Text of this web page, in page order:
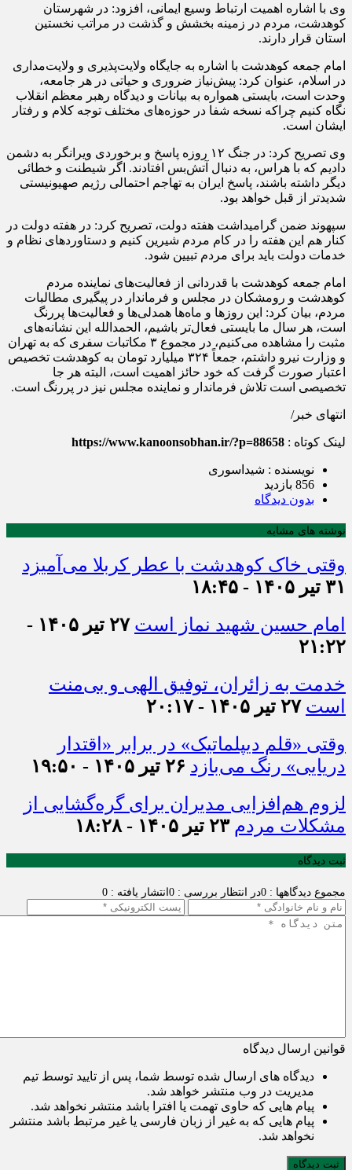
وی با اشاره اهمیت ارتباط وسیع ایمانی، افزود: در شهرستان
کوهدشت، مردم در زمینه بخشش و گذشت در مراتب نخستین
استان قرار دارند.
امام جمعه کوهدشت با اشاره به جایگاه ولایت‌پذیری و ولایت‌مداری
در اسلام، عنوان کرد: پیش‌نیاز ضروری و حیاتی در هر جامعه،
وحدت است، بایستی همواره به بیانات و دیدگاه رهبر معظم انقلاب
نگاه کنیم چراکه نسخه شفا در حوزه‌های مختلف توجه کلام و رفتار
ایشان است.
وی تصریح کرد: در جنگ ۱۲ روزه پاسخ و برخوردی ویرانگر به دشمن
دادیم که با هراس، به دنبال آتش‌بس افتادند. اگر شیطنت و خطائی
دیگر داشته باشند، پاسخ ایران به تهاجم احتمالی رژیم صهیونیستی
شدیدتر از قبل خواهد بود.
سپهوند ضمن گرامیداشت هفته دولت، تصریح کرد: در هفته دولت در
کنار هم این هفته را در کام مردم شیرین کنیم و دستاوردهای نظام و
خدمات دولت باید برای مردم تبیین شود.
امام جمعه کوهدشت با قدردانی از فعالیت‌های نماینده مردم
کوهدشت و رومشکان در مجلس و فرماندار در پیگیری مطالبات
مردم، بیان کرد: این روز‌ها و ماه‌ها همدلی‌ها و فعالیت‌ها پررنگ
است، هر سال ما بایستی فعال‌تر باشیم، الحمدالله این نشانه‌های
مثبت را مشاهده می‌کنیم، در مجموع ۳ مکاتبات سفری که به تهران
و وزارت نیرو داشتم، جمعاً ۳۲۴ میلیارد تومان به کوهدشت تخصیص
اعتبار صورت گرفت که خود حائز اهمیت است، البته هر جا
تخصیصی است تلاش فرماندار و نماینده مجلس نیز در پررنگ است.
انتهای خبر/
لینک کوتاه : https://www.kanoonsobhan.ir/?p=88658
نویسنده : شیداسوری
856 بازدید
بدون دیدگاه
نوشته های مشابه
وقتی خاک کوهدشت با عطر کربلا می‌آمیزد
۳۱ تیر ۱۴۰۵ - ۱۸:۴۵
امام حسین شهید نماز است
۲۷ تیر ۱۴۰۵ -
۲۱:۲۲
خدمت به زائران، توفیق الهی و بی‌منت
است ۲۷ تیر ۱۴۰۵ - ۲۰:۱۷
وقتی «قلم دیپلماتیک» در برابر «اقتدار
دریایی» رنگ می‌بازد ۲۶ تیر ۱۴۰۵ - ۱۹:۵۰
لزوم هم‌افزایی مدیران برای گره‌گشایی از
مشکلات مردم ۲۳ تیر ۱۴۰۵ - ۱۸:۲۸
ثبت دیدگاه
مجموع دیدگاهها : 0 در انتظار بررسی : 0 انتشار یافته : 0
قوانین ارسال دیدگاه
دیدگاه های ارسال شده توسط شما، پس از تایید توسط تیم
مدیریت در وب منتشر خواهد شد.
پیام هایی که حاوی تهمت یا افترا باشد منتشر نخواهد شد.
پیام هایی که به غیر از زبان فارسی یا غیر مرتبط باشد منتشر
نخواهد شد.
ثبت دیدگاه